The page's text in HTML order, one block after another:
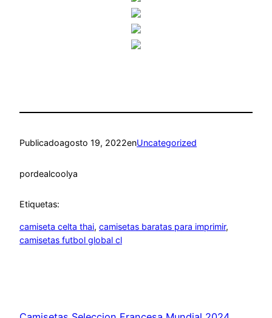
Publicadoagosto 19, 2022enUncategorized
pordealcoolya
Etiquetas:
camiseta celta thai, camisetas baratas para imprimir
camisetas futbol global cl